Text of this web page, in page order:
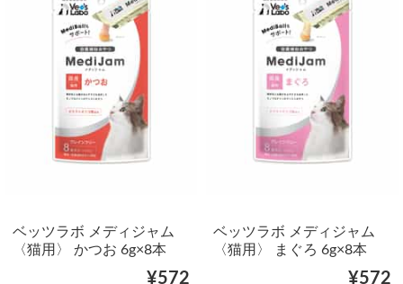
ベッツラボ メディジャム
〈猫用〉 かつお 6g×8本
¥572
ベッツラボ メディジャム
〈猫用〉 まぐろ 6g×8本
¥572